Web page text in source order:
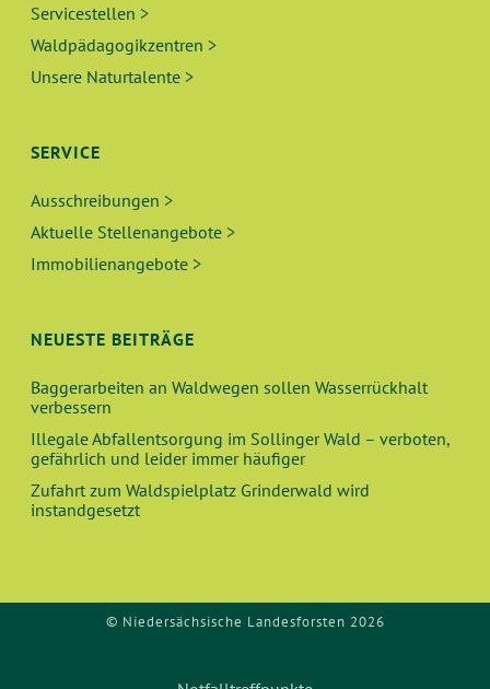
Servicestellen >
Waldpädagogikzentren >
Unsere Naturtalente >
SERVICE
Ausschreibungen >
Aktuelle Stellenangebote >
Immobilienangebote >
NEUESTE BEITRÄGE
Baggerarbeiten an Waldwegen sollen Wasserrückhalt
verbessern
Illegale Abfallentsorgung im Sollinger Wald – verboten,
gefährlich und leider immer häufiger
Zufahrt zum Waldspielplatz Grinderwald wird
instandgesetzt
© Niedersächsische Landesforsten 2026